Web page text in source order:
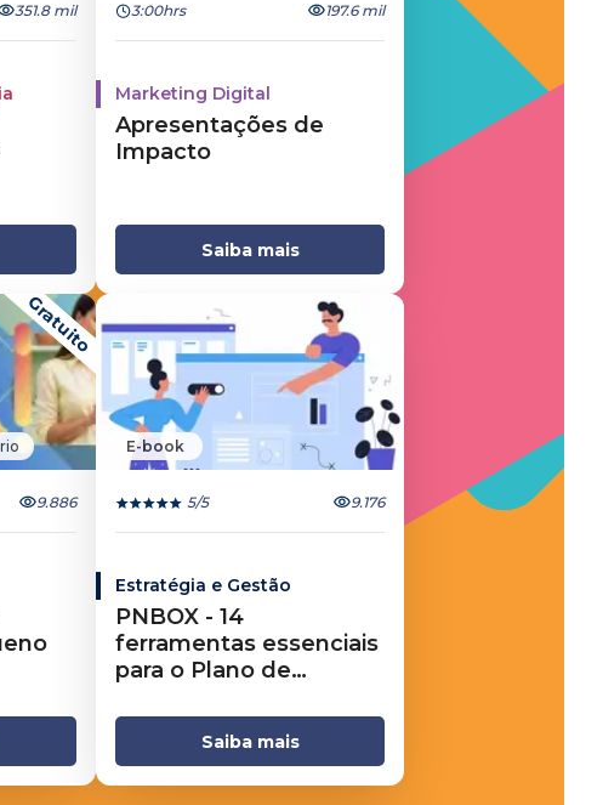
351.8 mil 3:00hrs 197.6 mil
Marketing Digital
Apresentações de
Impacto
Saiba mais
Gratuito
9.886
E-book
5/5 9.176
Estratégia e Gestão
PNBOX - 14
ferramentas essenciais
para o Plano de
Saiba mais